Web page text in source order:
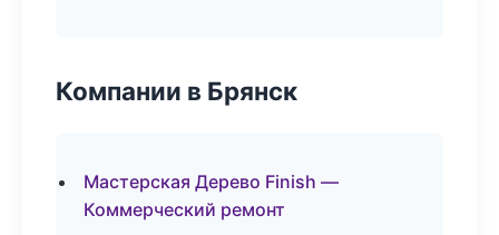
Компании в Брянск
Мастерская Дерево Finish —
Коммерческий ремонт